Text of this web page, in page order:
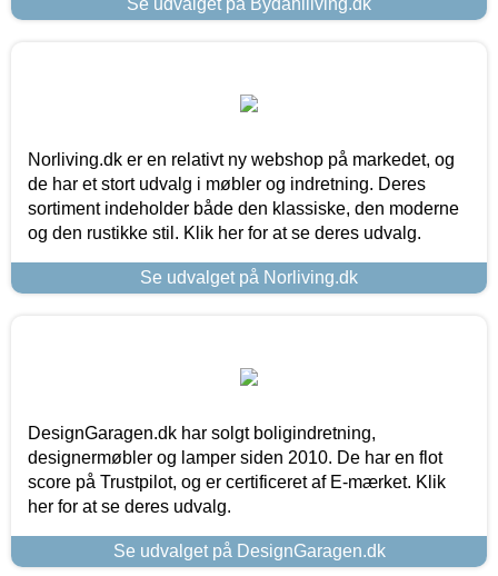
Norliving.dk er en relativt ny webshop på markedet, og
de har et stort udvalg i møbler og indretning. Deres
sortiment indeholder både den klassiske, den moderne
og den rustikke stil. Klik her for at se deres udvalg.
Se udvalget på Norliving.dk
DesignGaragen.dk har solgt boligindretning,
designermøbler og lamper siden 2010. De har en flot
score på Trustpilot, og er certificeret af E-mærket. Klik
her for at se deres udvalg.
Se udvalget på DesignGaragen.dk